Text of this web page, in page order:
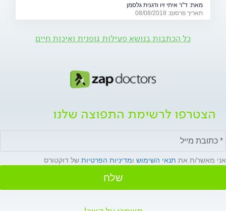
"בטטת כורסה". למקומות, היכון - זחל!
מאת: ד"ר איתי זיו ודגנית גלסמן
תאריך פרסום: 08/08/2018
כל הכתבות בנושא פעילות גופנית ואיכות חיים
הצטרפו לרשימת התפוצה שלנו
אני מאשר/ת את תנאי השימוש ומדיניות הפרטיות של דוקטורס
שלח